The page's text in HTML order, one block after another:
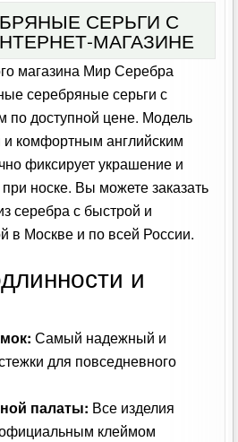
СЕРЬГИ С
МАГАЗИНЕ
магазина Мир Серебра
серебряные серьги с
по доступной цене. Модель
комфортным английским
фиксирует украшение и
носке. Вы можете заказать
серебра с быстрой и
в Москве и по всей России.
и
Самый надежный и
для повседневного
палаты: Все изделия
клеймом